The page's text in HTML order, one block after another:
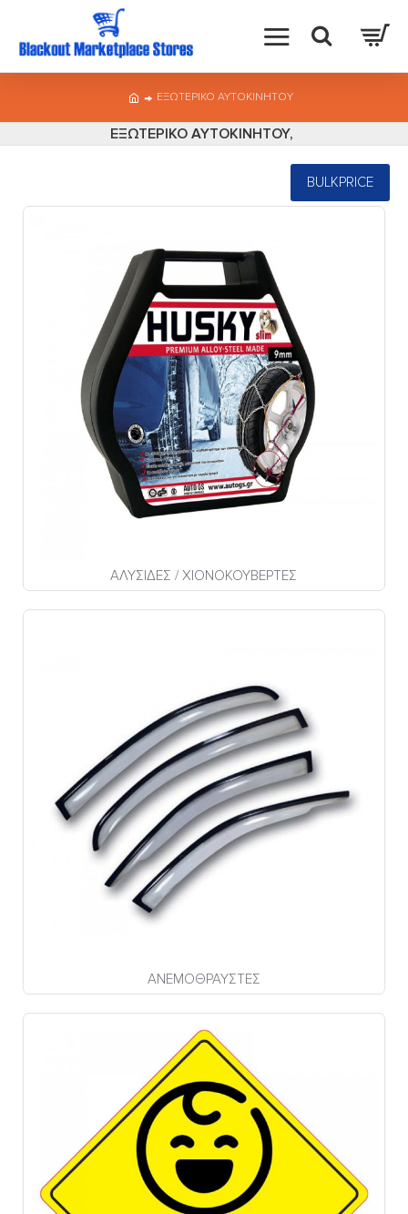
ΕΞΩΤΕΡΙΚΟ ΑΥΤΟΚΙΝΗΤΟΥ
ΕΞΩΤΕΡΙΚΟ ΑΥΤΟΚΙΝΗΤΟΥ,
BULKPRICE
ΑΛΥΣΙΔΕΣ / ΧΙΟΝΟΚΟΥΒΕΡΤΕΣ
ΑΝΕΜΟΘΡΑΥΣΤΕΣ